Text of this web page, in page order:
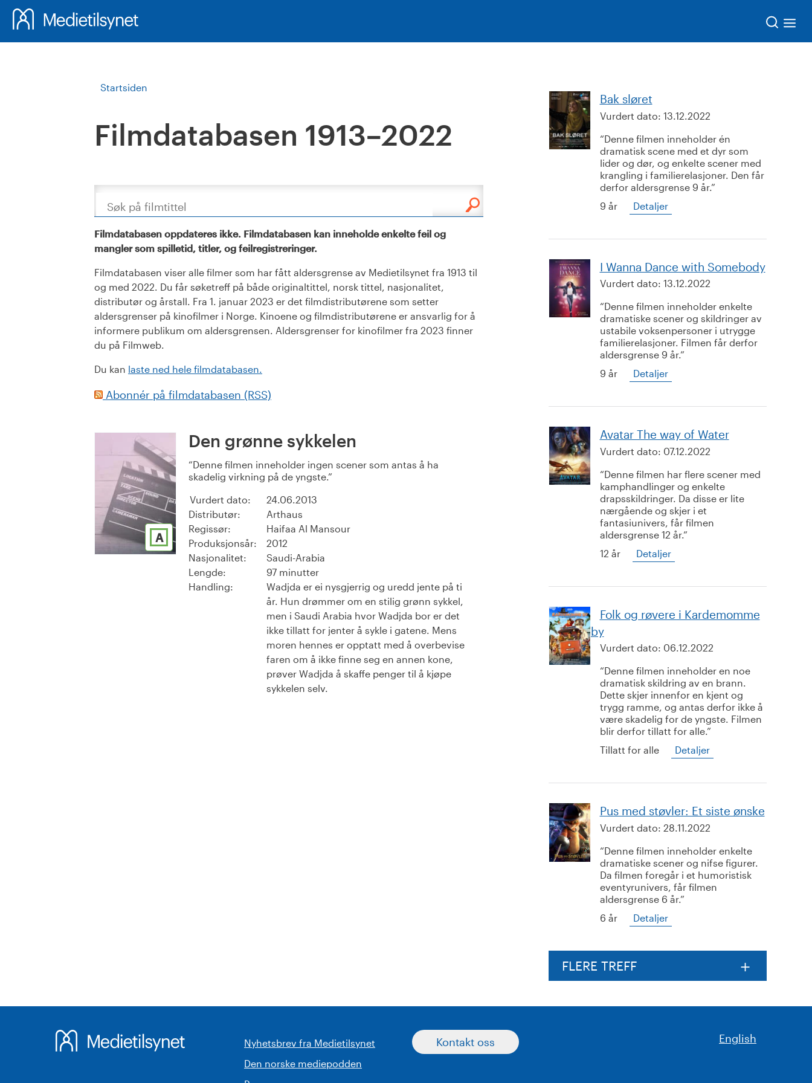
Startsiden
Filmdatabasen 1913–2022
Søk
Filmdatabasen oppdateres ikke. Filmdatabasen kan inneholde enkelte feil og
mangler som spilletid, titler, og feilregistreringer.
Filmdatabasen viser alle filmer som har fått aldersgrense av Medietilsynet fra 1913 til
og med 2022. Du får søketreff på både originaltittel, norsk tittel, nasjonalitet,
distributør og årstall. Fra 1. januar 2023 er det filmdistributørene som setter
aldersgrenser på kinofilmer i Norge. Kinoene og filmdistributørene er ansvarlig for å
informere publikum om aldersgrensen. Aldersgrenser for kinofilmer fra 2023 finner
du på Filmweb.
Du kan laste ned hele filmdatabasen.
Abonnér på filmdatabasen (RSS)
A
Den grønne sykkelen
Denne filmen inneholder ingen scener som antas å ha
skadelig virkning på de yngste.
Vurdert dato:
24.06.2013
Distributør:
Arthaus
Regissør:
Haifaa Al Mansour
Produksjonsår:
2012
Nasjonalitet:
Saudi-Arabia
Lengde:
97 minutter
Handling:
Wadjda er ei nysgjerrig og uredd jente på ti
år. Hun drømmer om en stilig grønn sykkel,
men i Saudi Arabia hvor Wadjda bor er det
ikke tillatt for jenter å sykle i gatene. Mens
moren hennes er opptatt med å overbevise
faren om å ikke finne seg en annen kone,
prøver Wadjda å skaffe penger til å kjøpe
sykkelen selv.
Bak sløret
Vurdert dato: 13.12.2022
Denne filmen inneholder én
dramatisk scene med et dyr som
lider og dør, og enkelte scener med
krangling i familierelasjoner. Den får
derfor aldersgrense 9 år.
9 år
Detaljer
I Wanna Dance with Somebody
Vurdert dato: 13.12.2022
Denne filmen inneholder enkelte
dramatiske scener og skildringer av
ustabile voksenpersoner i utrygge
familierelasjoner. Filmen får derfor
aldersgrense 9 år.
9 år
Detaljer
Avatar The way of Water
Vurdert dato: 07.12.2022
Denne filmen har flere scener med
kamphandlinger og enkelte
drapsskildringer. Da disse er lite
nærgående og skjer i et
fantasiunivers, får filmen
aldersgrense 12 år.
12 år
Detaljer
Folk og røvere i Kardemomme
by
Vurdert dato: 06.12.2022
Denne filmen inneholder en noe
dramatisk skildring av en brann.
Dette skjer innenfor en kjent og
trygg ramme, og antas derfor ikke å
være skadelig for de yngste. Filmen
blir derfor tillatt for alle.
Tillatt for alle
Detaljer
Pus med støvler: Et siste ønske
Vurdert dato: 28.11.2022
Denne filmen inneholder enkelte
dramatiske scener og nifse figurer.
Da filmen foregår i et humoristisk
eventyrunivers, får filmen
aldersgrense 6 år.
6 år
Detaljer
FLERE TREFF
Nyhetsbrev fra Medietilsynet
Den norske mediepodden
Kontakt oss English